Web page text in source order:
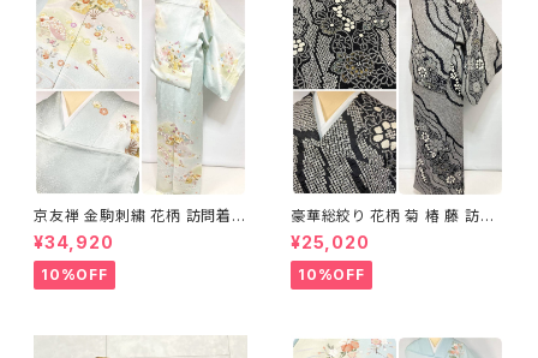
京友禅 金駒刺繍 花柄 訪問着
正絹 水色 黄緑 パステルカラー
アイスグリーン 1433
¥34,920
10%OFF
豪華総絞り 花柄 菊 椿 藤 訪問
着 鹿の子絞り ラメ 正絹 黒 白
グレー 1435
¥25,020
10%OFF